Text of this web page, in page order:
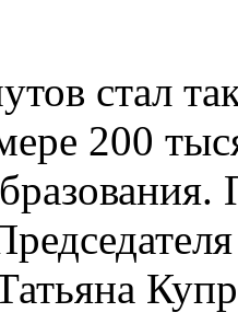
стал
200